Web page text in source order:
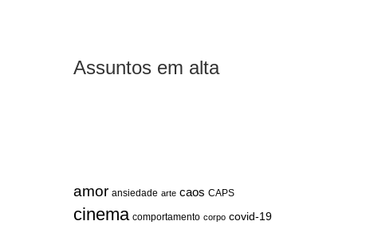
Assuntos em alta
amor ansiedade arte caos CAPS
cinema comportamento corpo covid-19